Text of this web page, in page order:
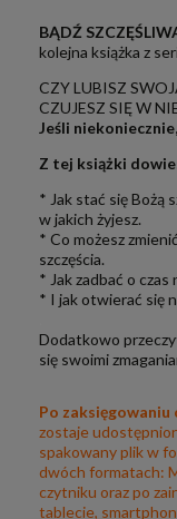
BĄDŹ
kolejna książka z
CZY LUBISZ
CZUJESZ SIĘ W
Jeśli
Z tej książki
* Jak stać się Bożą
w jakich żyjesz.
* Co możesz
szczęścia.
* Jak zadbać o czas
* I jak otwierać się
Dodatkowo
się swoimi
Po zaksięgowaniu
zostaje
spakowany plik w
dwóch formatach:
czytniku oraz po
tablecie,